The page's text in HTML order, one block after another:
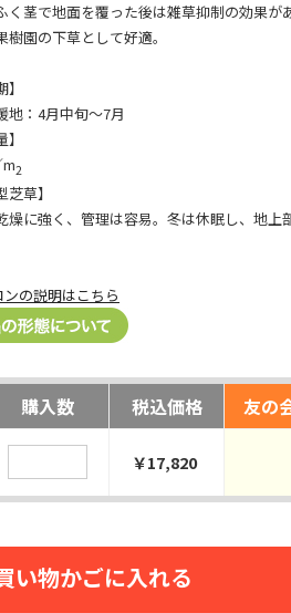
く茎で地面を覆った後は雑草抑制の効果が
樹園の下草として好適。
】
地：4月中旬～7月
】
2
芝草】
燥に強く、管理は容易。冬は休眠し、地上
ンの説明はこちら
購入数 税込価格 友の
￥17,820
い物かごに入れる